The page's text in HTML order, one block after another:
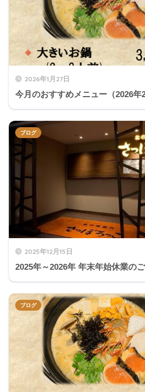
2026年1月27日
今月のおすすめメニュー（2026年2
2025年12月15日
2025年～2026年 年末年始休業の
ブログ
ブログ